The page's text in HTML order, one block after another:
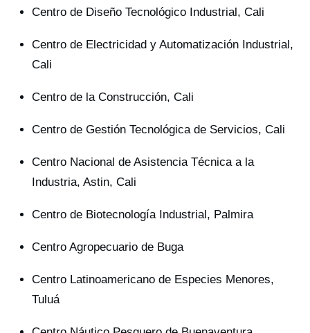
Centro de Diseño Tecnológico Industrial, Cali
Centro de Electricidad y Automatización Industrial,
Cali
Centro de la Construcción, Cali
Centro de Gestión Tecnológica de Servicios, Cali
Centro Nacional de Asistencia Técnica a la
Industria, Astin, Cali
Centro de Biotecnología Industrial, Palmira
Centro Agropecuario de Buga
Centro Latinoamericano de Especies Menores,
Tuluá